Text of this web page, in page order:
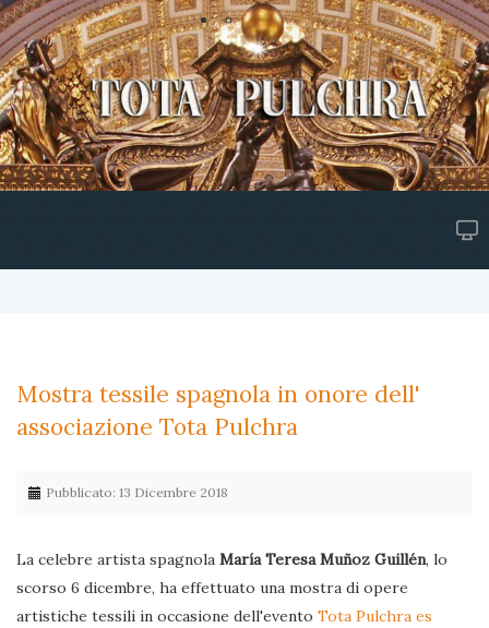
Mostra tessile spagnola in onore dell'
associazione Tota Pulchra
Pubblicato: 13 Dicembre 2018
La celebre artista spagnola María Teresa Muñoz Guillén, lo
scorso 6 dicembre, ha effettuato una mostra di opere
artistiche tessili in occasione dell'evento Tota Pulchra es